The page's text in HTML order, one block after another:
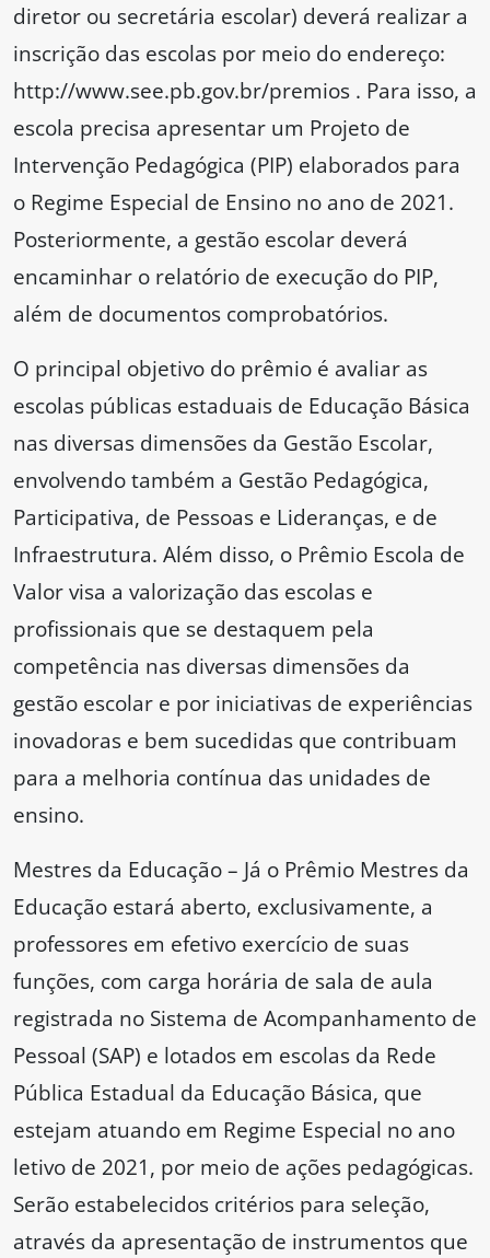
diretor ou secretária escolar) deverá realizar a
inscrição das escolas por meio do endereço:
http://www.see.pb.gov.br/premios . Para isso, a
escola precisa apresentar um Projeto de
Intervenção Pedagógica (PIP) elaborados para
o Regime Especial de Ensino no ano de 2021.
Posteriormente, a gestão escolar deverá
encaminhar o relatório de execução do PIP,
além de documentos comprobatórios.
O principal objetivo do prêmio é avaliar as
escolas públicas estaduais de Educação Básica
nas diversas dimensões da Gestão Escolar,
envolvendo também a Gestão Pedagógica,
Participativa, de Pessoas e Lideranças, e de
Infraestrutura. Além disso, o Prêmio Escola de
Valor visa a valorização das escolas e
profissionais que se destaquem pela
competência nas diversas dimensões da
gestão escolar e por iniciativas de experiências
inovadoras e bem sucedidas que contribuam
para a melhoria contínua das unidades de
ensino.
Mestres da Educação – Já o Prêmio Mestres da
Educação estará aberto, exclusivamente, a
professores em efetivo exercício de suas
funções, com carga horária de sala de aula
registrada no Sistema de Acompanhamento de
Pessoal (SAP) e lotados em escolas da Rede
Pública Estadual da Educação Básica, que
estejam atuando em Regime Especial no ano
letivo de 2021, por meio de ações pedagógicas.
Serão estabelecidos critérios para seleção,
através da apresentação de instrumentos que